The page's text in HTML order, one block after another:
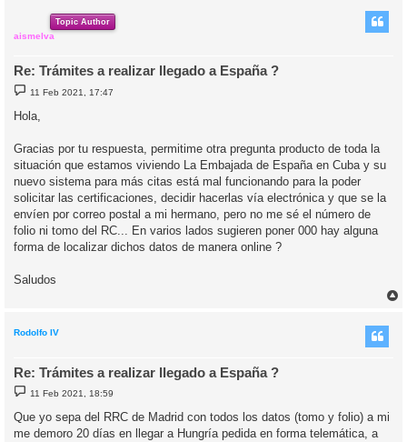
Topic Author
aismelva
Re: Trámites a realizar llegado a España ?
M
e
n
s
e
11 Feb 2021, 17:47
Hola,
Gracias por tu respuesta, permitime otra pregunta producto de toda la
situación que estamos viviendo La Embajada de España en Cuba y su
nuevo sistema para más citas está mal funcionando para la poder
solicitar las certificaciones, decidir hacerlas vía electrónica y que se la
envíen por correo postal a mi hermano, pero no me sé el número de
folio ni tomo del RC... En varios lados sugieren poner 000 hay alguna
forma de localizar dichos datos de manera online ?
Saludos
Rodolfo IV
Re: Trámites a realizar llegado a España ?
M
e
s
a
11 Feb 2021, 18:59
Que yo sepa del RRC de Madrid con todos los datos (tomo y folio) a mi
me demoro 20 días en llegar a Hungría pedida en forma telemática, a